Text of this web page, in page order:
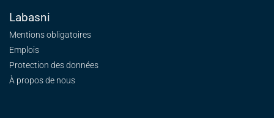
Labasni
Mentions obligatoires
Emplois
Protection des données
À propos de nous